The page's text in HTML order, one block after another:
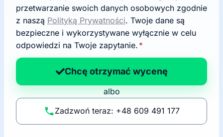
g
o
d
a
n
p
li
t
przetwarzanie swoich danych osobowych zgodnie
z naszą Polityką Prywatności. Twoje dane są
bezpieczne i wykorzystywane wyłącznie w celu
odpowiedzi na Twoje zapytanie. *
Chcę otrzymać wycenę
albo
Zadzwoń teraz: +48 609 491 177